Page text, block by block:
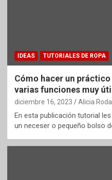
IDEAS TUTORIALES DE ROPA
Cómo hacer un
varias funciones muy
diciembre 16, 2023 Alicia
En esta publicación tutorial
un neceser o pequeño bolso